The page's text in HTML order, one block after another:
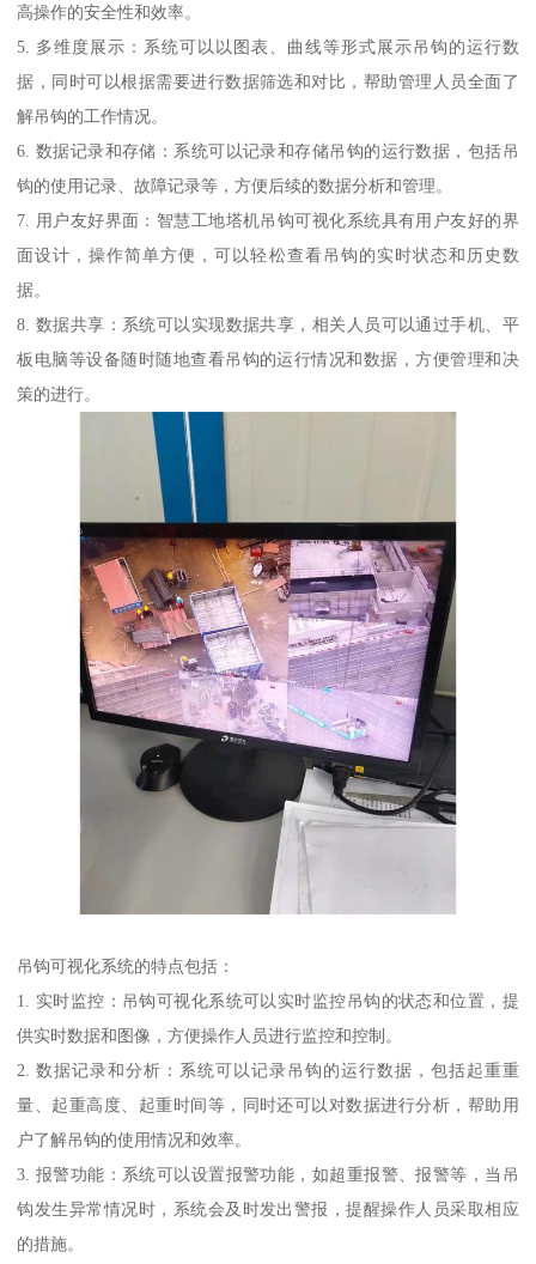
高操作的安全性和效率。
5. 多维度展示：系统可以以图表、曲线等形式展示吊钩的运行数
据，同时可以根据需要进行数据筛选和对比，帮助管理人员全面了
解吊钩的工作情况。
6. 数据记录和存储：系统可以记录和存储吊钩的运行数据，包括吊
钩的使用记录、故障记录等，方便后续的数据分析和管理。
7. 用户友好界面：智慧工地塔机吊钩可视化系统具有用户友好的界
面设计，操作简单方便，可以轻松查看吊钩的实时状态和历史数
据。
8. 数据共享：系统可以实现数据共享，相关人员可以通过手机、平
板电脑等设备随时随地查看吊钩的运行情况和数据，方便管理和决
策的进行。
吊钩可视化系统的特点包括：
1. 实时监控：吊钩可视化系统可以实时监控吊钩的状态和位置，提
供实时数据和图像，方便操作人员进行监控和控制。
2. 数据记录和分析：系统可以记录吊钩的运行数据，包括起重重
量、起重高度、起重时间等，同时还可以对数据进行分析，帮助用
户了解吊钩的使用情况和效率。
3. 报警功能：系统可以设置报警功能，如超重报警、报警等，当吊
钩发生异常情况时，系统会及时发出警报，提醒操作人员采取相应
的措施。